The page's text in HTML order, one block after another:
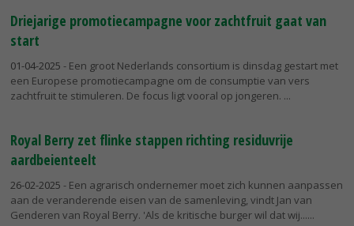
Driejarige promotiecampagne voor zachtfruit gaat van
start
01-04-2025 - Een groot Nederlands consortium is dinsdag gestart met
een Europese promotiecampagne om de consumptie van vers
zachtfruit te stimuleren. De focus ligt vooral op jongeren.
Royal Berry zet flinke stappen richting residuvrije
aardbeienteelt
26-02-2025 - Een agrarisch ondernemer moet zich kunnen aanpassen
aan de veranderende eisen van de samenleving, vindt Jan van
Genderen van Royal Berry. 'Als de kritische burger wil dat wij...